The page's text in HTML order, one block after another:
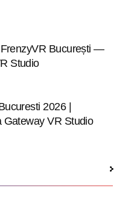
București —
Studio
2026 |
Gateway VR Studio